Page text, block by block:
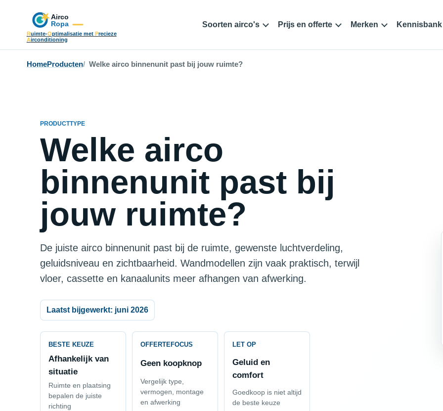
Ruimte-Optimalisatie met Precieze
Airconditioning
Soorten airco's Prijs en offerte Merken Kennisbank
HomeProducten Welke airco binnenunit past bij jouw ruimte?
PRODUCTTYPE
Welke airco
binnenunit past bij
jouw ruimte?
De juiste airco binnenunit past bij de ruimte, gewenste luchtverdeling,
geluidsniveau en zichtbaarheid. Wandmodellen zijn vaak praktisch, terwijl
vloer, cassette en kanaalunits meer afhangen van afwerking.
Laatst bijgewerkt: juni 2026
BESTE KEUZE
Afhankelijk van
situatie
Ruimte en plaatsing
bepalen de juiste
richting
OFFERTEFOCUS
Geen koopknop
Vergelijk type,
vermogen, montage
en afwerking
LET OP
Geluid en
comfort
Goedkoop is niet altijd
de beste keuze